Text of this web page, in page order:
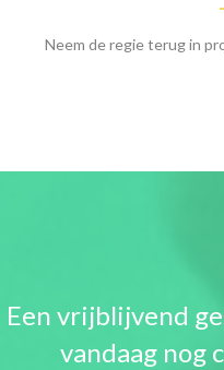
Neem de regie terug in
Een vrijblijvend
vandaag nog